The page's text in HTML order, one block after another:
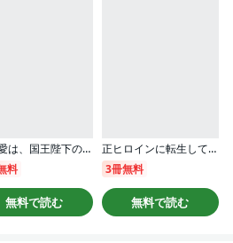
この愛は、国王陛下のご命令じゃない ～おひとりさま希望の令嬢ですが、不仲な騎士が離してくれません！～
料
無料で読む
正ヒロインに転生して断罪されたけど、最強魔術師の王子様に溺愛されてます！？ 【短編】
3冊無料
無料で読む